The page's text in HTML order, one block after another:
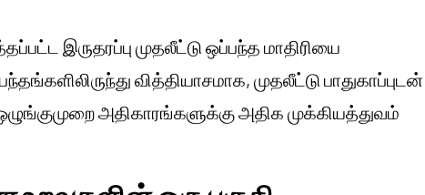
இருதரப்பு முதலீட்டு ஒப்பந்த மாதிரியை
வித்தியாசமாக, முதலீட்டு பாதுகாப்புடன்
அதிகாரங்களுக்கு அதிக முக்கியத்துவம்